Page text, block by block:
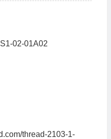
02-01A02
thread-2103-1-